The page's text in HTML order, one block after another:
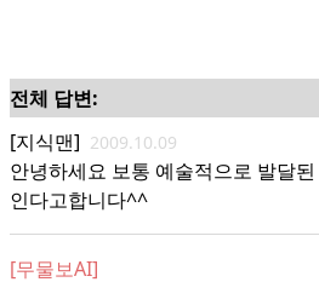
전체 답변:
[지식맨] 2009.10.09
안녕하세요 보통 예술적으로 발달
인다고합니다^^
[무물보AI]